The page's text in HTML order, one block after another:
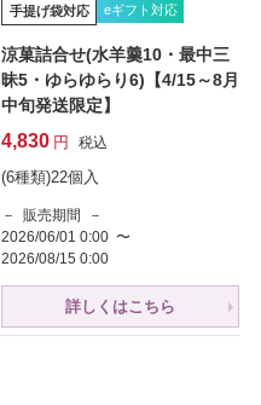
手提げ袋対応 eギフト対応
涼菓詰合せ(水羊羹10・最中三
昧5・ゆらゆらり6)【4/15～8月
中旬発送限定】
4,830 税込
(6種類)22個入
販売期間
2026/06/01 0:00 〜
2026/08/15 0:00
詳しくはこちら